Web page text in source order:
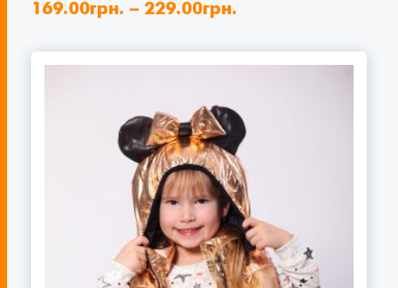
169.00грн. – 229.00грн.